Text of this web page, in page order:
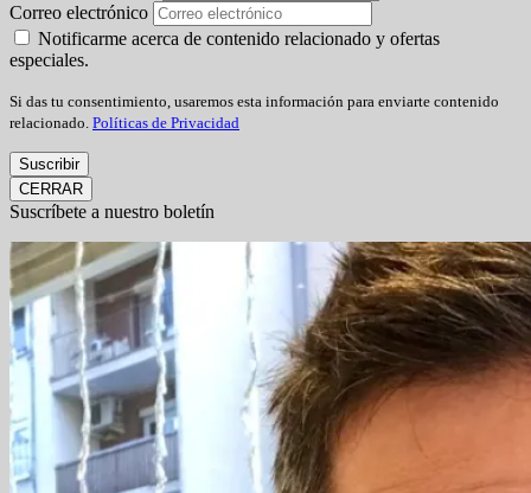
Correo electrónico
Notificarme acerca de contenido relacionado y ofertas
especiales.
Si das tu consentimiento, usaremos esta información para enviarte contenido
relacionado. Políticas de Privacidad
Suscribir
CERRAR
Suscríbete a nuestro boletín